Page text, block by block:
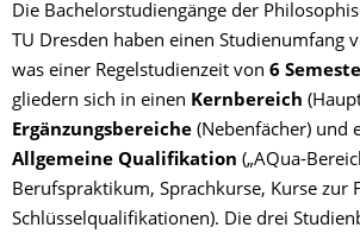
Die Bachelorstudiengänge der
TU Dresden haben einen Studienumfang
was einer Regelstudienzeit von 6
gliedern sich in einen Kernbereich
Ergänzungsbereiche (Nebenfächer) und
Allgemeine Qualifikation („AQua-
Berufspraktikum, Sprachkurse, Kurse zur
Schlüsselqualifikationen). Die drei